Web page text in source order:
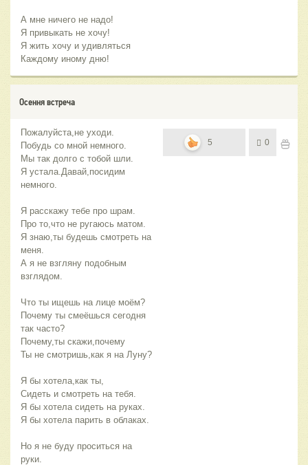
А мне ничего не надо!
Я привыкать не хочу!
Я жить хочу и удивляться
Каждому иному дню!
Осення встреча
Пожалуйста,не уходи.
Побудь со мной немного.
Мы так долго с тобой шли.
Я устала.Давай,посидим
немного.
Я расскажу тебе про шрам.
Про то,что не ругаюсь матом.
Я знаю,ты будешь смотреть на
меня.
А я не взгляну подобным
взглядом.
Что ты ищешь на лице моём?
Почему ты смеёшься сегодня
так часто?
Почему,ты скажи,почему
Ты не смотришь,как я на Луну?
Я бы хотела,как ты,
Сидеть и смотреть на тебя.
Я бы хотела сидеть на руках.
Я бы хотела парить в облаках.
Но я не буду проситься на
руки.
5 0